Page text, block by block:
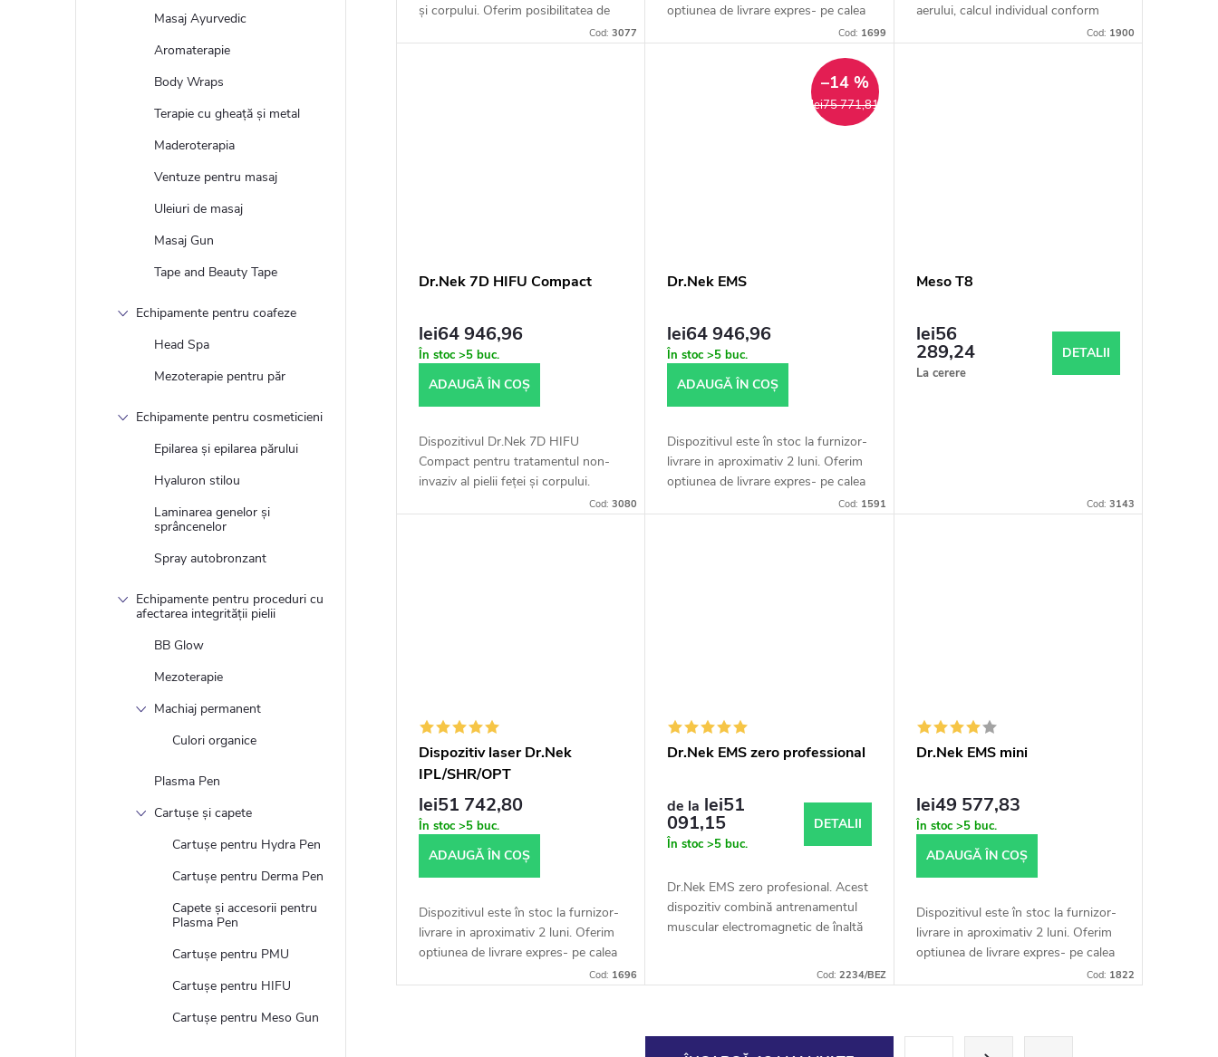
Masaj Ayurvedic
Aromaterapie
Body Wraps
Terapie cu gheață și metal
Maderoterapia
Ventuze pentru masaj
Uleiuri de masaj
Masaj Gun
Tape and Beauty Tape
Echipamente pentru coafeze
Head Spa
Mezoterapie pentru păr
Echipamente pentru cosmeticieni
Epilarea și epilarea părului
Hyaluron stilou
Laminarea genelor și
sprâncenelor
Spray autobronzant
Echipamente pentru proceduri cu
afectarea integrității pielii
BB Glow
Mezoterapie
Machiaj permanent
Culori organice
Plasma Pen
Cartușe și capete
Cartușe pentru Hydra Pen
Cartușe pentru Derma Pen
Capete și accesorii pentru
Plasma Pen
Cartușe pentru PMU
Cartușe pentru HIFU
Cartușe pentru Meso Gun
și corpului. Oferim posibilitatea de
livrare expres – pe cale aeriană,Cod:3077
optiunea de livrare expres- pe calea
aerului, calcul individual conform
Cod: 1699
aerului, calcul individual conform
acordului, livrare aproximativ 3Cod: 1900
Dr.Nek 7D HIFU Compact
lei64 946,96
În stoc >5 buc.
ADAUGĂ ÎN COŞ
Dispozitivul Dr.Nek 7D HIFU
Compact pentru tratamentul non-
invaziv al pielii feței și corpului.
Dispozitivul este în stoc la furnizor
Cod:3080
lei75 771,81
–14 %
Dr.Nek EMS
lei64 946,96
În stoc>5 buc.
ADAUGĂ ÎN COŞ
Dispozitivul este în stoc la furnizor-
livrare in aproximativ 2 luni. Oferim
optiunea de livrare expres- pe calea
aerului, calcul individual conform
Cod: 1591
Meso T8
lei56
289,24
La cerere
DETALII
Cod: 3143
Dispozitiv laser Dr.Nek
IPL/SHR/OPT
lei51 742,80
În stoc >5 buc.
ADAUGĂ ÎN COŞ
Dispozitivul este în stoc la furnizor-
livrare in aproximativ 2 luni. Oferim
optiunea de livrare expres- pe calea
aerului, calcul individual conform
Cod: 1696
Dr.Nek EMS zero professional
de la lei51
091,15
În stoc>5 buc.
DETALII
Dr.Nek EMS zero profesional. Acest
dispozitiv combină antrenamentul
muscular electromagnetic de înaltă
Cod: 2234/BEZ
Dr.Nek EMS mini
lei49 577,83
În stoc >5 buc.
ADAUGĂ ÎN COŞ
Dispozitivul este în stoc la furnizor-
livrare in aproximativ 2 luni. Oferim
optiunea de livrare expres- pe calea
aerului, calcul individual conform
Cod: 1822